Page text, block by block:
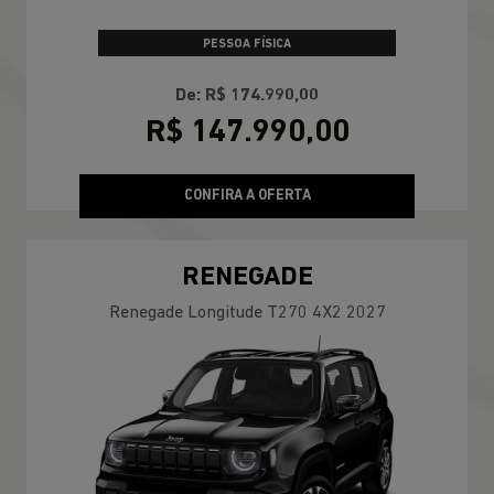
PESSOA FÍSICA
De: R$ 174.990,00
R$ 147.990,00
CONFIRA A OFERTA
RENEGADE
Renegade Longitude T270 4X2 2027